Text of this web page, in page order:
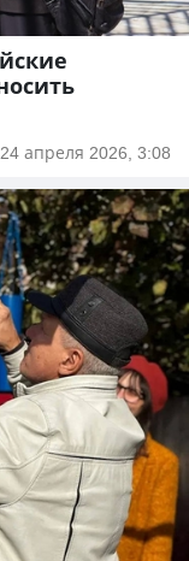
24 апреля 2026, 3:08